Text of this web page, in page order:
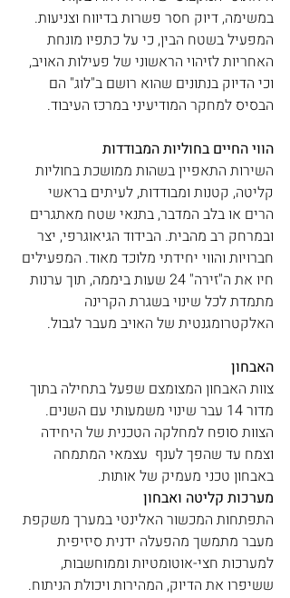
במשימה, דיוק חסר פשרות בדיווח וצניעות.
המפעיל בשטח הבין, כי על כתפיו מונחת
האחריות לזיהוי הראשוני של פעילות האויב,
וכי הדיוק בנתונים שהוא רושם ב"לוג" הם
הבסיס למחקר המודיעיני במרכז העיבוד.
הווי החיים בחוליות המבודדות
השירות התאפיין בשהות ממושכת בחוליות
קליטה, קטנות ומבודדות, לעיתים בראשי
הרים או בלב המדבר, בתנאי שטח מאתגרים
ובמרחק רב מהבית. הבידוד הגיאוגרפי, יצר
חברויות והווי יחידתי מלוכד מאוד. המפעילים
חיו את ה"זירה" 24 שעות ביממה, תוך ערנות
מתמדת לכל שינוי בשגרת הקרינה
האלקטרומגנטית של האויב מעבר לגבול.
האבחון
צוות האבחון המצומצם שפעל בתחילה בתוך
מדור 14 עבר שינוי משמעותי עם השנים.
הצוות סופח למחלקה הטכנית של היחידה
וצמח עד שהפך לענף  עצמאי המתמחה
באבחון טכני מעמיק של אותות.
מערכות קליטה ואבחון
התפתחות המכשור האלינטי במערך משקפת
מעבר מתמשך מהפעלה ידנית סיזיפית
למערכות חצי-אוטומטיות וממוחשבות,
ששיפרו את הדיוק, המהירות ויכולת הניתוח.